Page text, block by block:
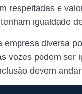
respeitadas e
igualdade
empresa diversa
vozes podem ser
devem